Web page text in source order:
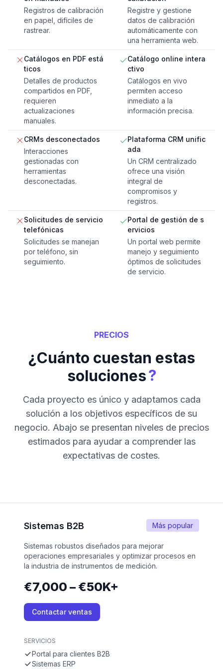
Registros de calibración
en papel, difíciles de
rastrear.
Registre y gestione
datos de calibración
automáticamente con
una herramienta web.
Catálogos en PDF está
ticos
Detalles de productos
compartidos en PDF,
requieren
actualizaciones
manuales.
Catálogo online intera
ctivo
Catálogos en vivo
permiten acceso
inmediato a la
información precisa.
CRMs desconectados
Interacciones
gestionadas con
herramientas
desconectadas.
Plataforma CRM unific
ada
Un CRM centralizado
ofrece una visión
integral de
compromisos y
registros.
Solicitudes de servicio
telefónicas
Solicitudes se manejan
por teléfono, sin
seguimiento.
Portal de gestión de s
ervicios
Un portal web permite
manejo y seguimiento
óptimos de solicitudes
de servicio.
PRECIOS
¿Cuánto cuestan estas
soluciones?
Cada proyecto es único y adaptamos cada
solución a los objetivos específicos de su
negocio. Abajo se presentan niveles de precios
estimados para ayudar a comprender las
expectativas de costes.
Más popular
Sistemas B2B
Sistemas robustos diseñados para mejorar
operaciones empresariales y optimizar procesos en
la industria de instrumentos de medición.
€7,000 – €50K+
Contactar ventas
SERVICIOS
Portal para clientes B2B
Sistemas ERP